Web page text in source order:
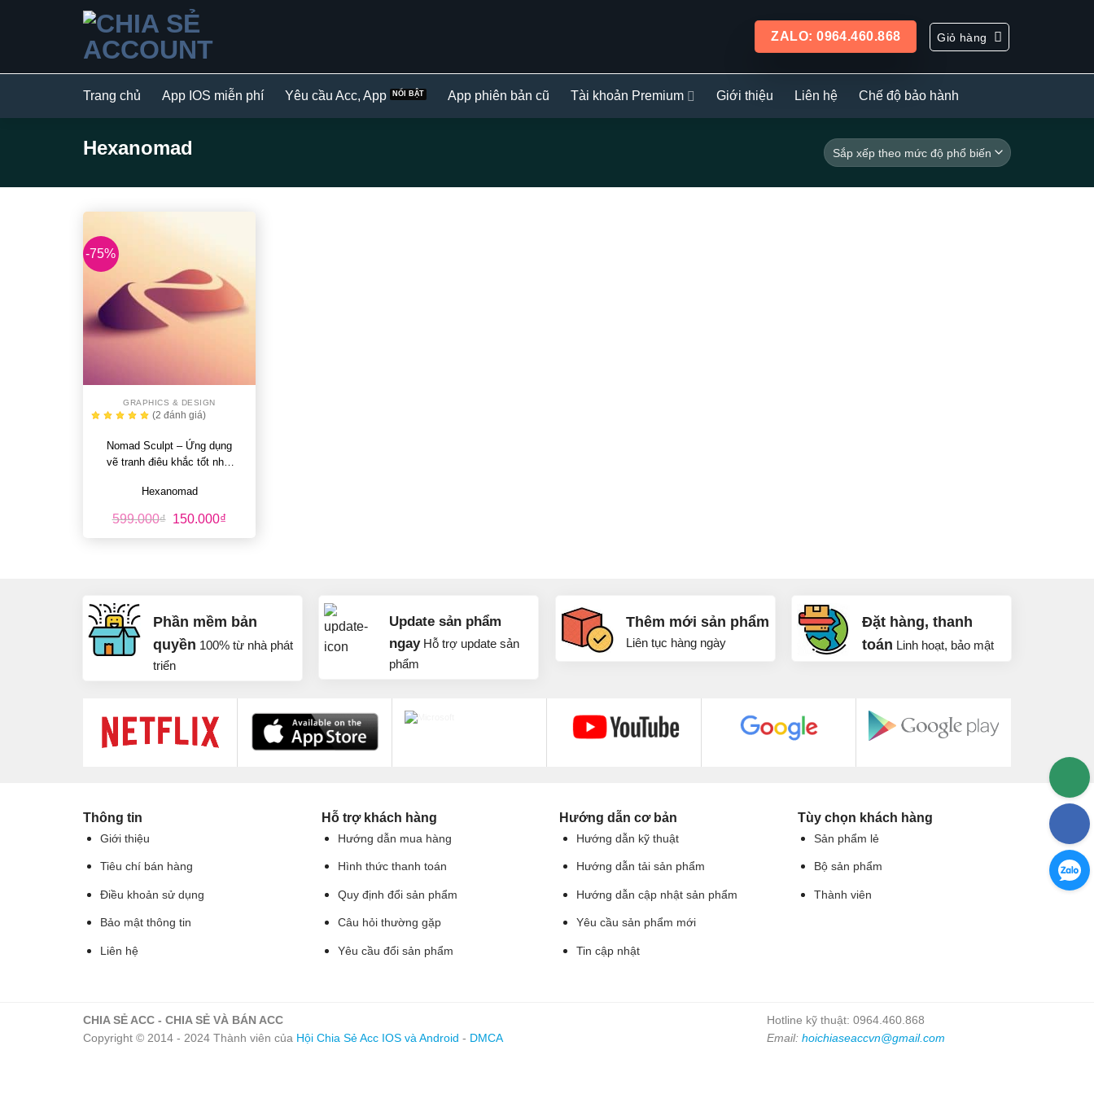
dung
ZALO: 0964.460.868 Giỏ hàng
Trang chủ App IOS miễn phí Yêu cầu Acc, App App phiên bản cũ Tài khoản Premium Giới thiệu Liên hệ Chế độ bảo hành
Hexanomad
-75%
GRAPHICS & DESIGN
(2 đánh giá)
Nomad Sculpt – Ứng dụng
vẽ tranh điêu khắc tốt nhất
Hexanomad
599.000₫ Giá
là:
150.000₫
tại
Phần mềm bản
quyền 100% từ nhà phát
triển
Update sản phẩm
ngayHỗ trợ update sản
phẩm
Thêm mới sản phẩm
Liên tục hàng ngày
Đặt hàng, thanh
toán Linh hoạt, bảo mật
Thông tin
Giới thiệu
Tiêu chí bán hàng
Điều khoản sử dụng
Bảo mật thông tin
Liên hệ
Hỗ trợ khách hàng
Hướng dẫn mua hàng
Hình thức thanh toán
Quy định đổi sản phẩm
Câu hỏi thường gặp
Yêu cầu đổi sản phẩm
Hướng dẫn cơ bản
Hướng dẫn kỹ thuật
Hướng dẫn tải sản phẩm
Hướng dẫn cập nhật sản phẩm
Yêu cầu sản phẩm mới
Tin cập nhật
Tùy chọn khách hàng
Sản phẩm lẻ
Bộ sản phẩm
Thành viên
Hotline kỹ thuật: 0964.460.868
Email: hoichiaseaccvn@gmail.com
CHIA SẺ ACC - CHIA SẺ VÀ BÁN ACC
Copyright © 2014 - 2024 Thành viên của Hội Chia Sẻ Acc IOS và Android - DMCA